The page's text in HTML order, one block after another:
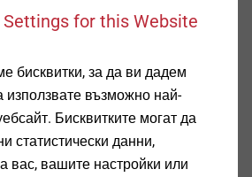
FDS ®
Виж продукта
Settings for this Website
бисквитки, за да ви дадем
използвате възможно най-
Бисквитките могат да
статистически данни,
вас, вашите настройки или